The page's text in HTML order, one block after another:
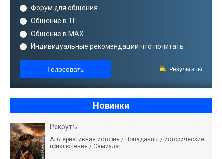
Форум для общения
Общение в ТГ
Общение в MAX
Индивидуальные рекомендации что почитать
Голосовать Результаты
Новинки
Рекрутъ
Альтернативная история / Попаданцы / Исторические
приключения / Самиздат